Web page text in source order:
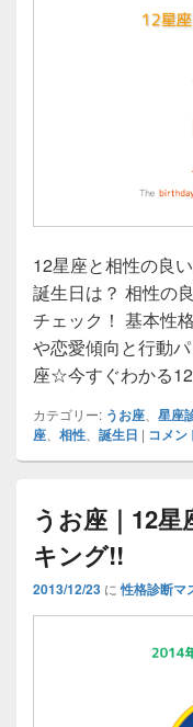
12星座と相性の良
誕生日は？ 相性の
チェック！ 基本性
や恋愛傾向と行動
座☆今すぐわかる12
カテゴリー: うお座 星座
座
相性 誕生日 | コメン
うお座｜12
キング!!
2013/12/23 に 性格診断マ